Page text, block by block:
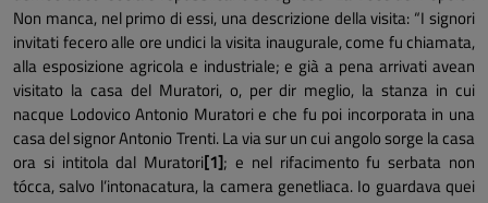
Non manca, nel primo di essi, una descrizione della visita: “I signori
invitati fecero alle ore undici la visita inaugurale, come fu chiamata,
alla esposizione agricola e industriale; e già a pena arrivati avean
visitato la casa del Muratori, o, per dir meglio, la stanza in cui
nacque Lodovico Antonio Muratori e che fu poi incorporata in una
casa del signor Antonio Trenti. La via sur un cui angolo sorge la casa
ora si intitola dal Muratori[1]; e nel rifacimento fu serbata non
tócca, salvo l’intonacatura, la camera genetliaca. Io guardava quei